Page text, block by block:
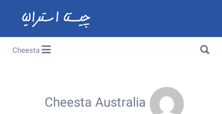
Cheesta
Cheesta Australia